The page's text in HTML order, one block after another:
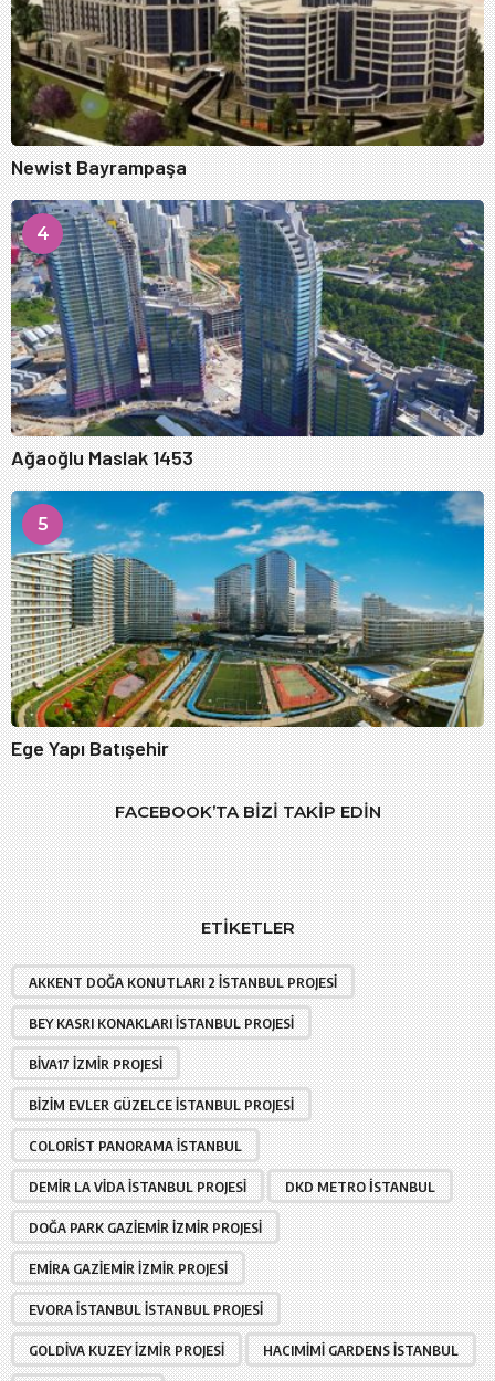
Newist Bayrampaşa
4
Ağaoğlu Maslak 1453
5
Ege Yapı Batışehir
FACEBOOK’TA BIZI TAKIP EDIN
ETIKETLER
AKKENT DOĞA KONUTLARI 2 İSTANBUL PROJESI
BEY KASRI KONAKLARI İSTANBUL PROJESI
BIVA17 İZMIR PROJESI
BIZIM EVLER GÜZELCE İSTANBUL PROJESI
COLORIST PANORAMA İSTANBUL
DEMIR LA VIDA İSTANBUL PROJESI DKD METRO İSTANBUL
DOĞA PARK GAZIEMIR İZMIR PROJESI
EMIRA GAZIEMIR İZMIR PROJESI
EVORA İSTANBUL İSTANBUL PROJESI
GOLDIVA KUZEY İZMIR PROJESI HACIMIMI GARDENS İSTANBUL